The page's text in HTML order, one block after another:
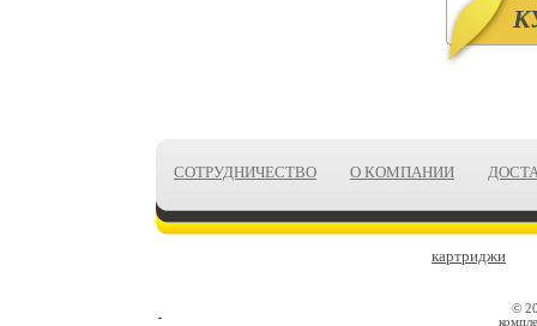
СОТРУДНИЧЕСТВО О КОМПАНИИ
картриджи
©